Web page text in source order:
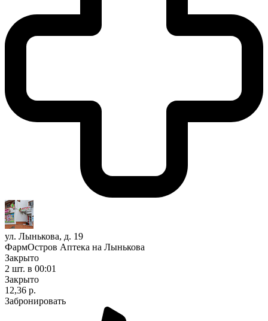
ул. Лынькова, д. 19
ФармОстров Аптека на Лынькова
Закрыто
2 шт. в 00:01
Закрыто
12,36 р.
Забронировать